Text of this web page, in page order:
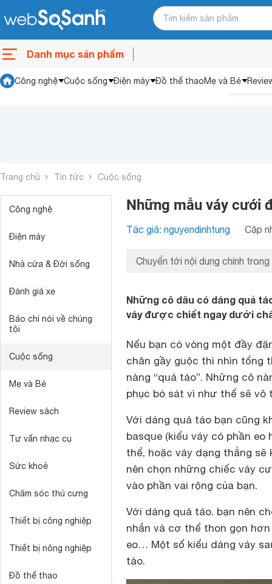
Danh mục sản phẩm
Công nghệ Cuộc sống Điện máy Đồ thể thaoMẹ và Bé
Trang chủ Tin tức Cuộc sống
Công nghệ
Điện máy
Nhà cửa & Đời sống
Đánh giá xe
Báo chí nói về chúng
tôi
Cuộc sống
Mẹ và Bé
Review sách
Tư vấn nhạc cụ
Sức khoẻ
Chăm sóc thú cưng
Thiết bị công nghiệp
Thiết bị nông nghiệp
Đồ thể thao
Những mẫu váy cưới
Tác giả: nguyendinhtung Cập
Chuyển tới nội dung chính trong
Những cô dâu có dáng quả
váy được chiết ngay dưới
Nếu bạn có vòng một đầy
chân gầy guộc thì nhìn tổng
nàng “quả táo”. Những cô
phục bó sát vì như thế sẽ
Với dáng quả táo bạn cũng
basque (kiểu váy có phần
thể, hoặc váy dạng thẳng
nên chọn những chiếc váy
vào phần vai rộng của bạn.
Với dáng quả táo. bạn nên
nhắn và cơ thể thon gọn
eo… Một số kiểu dáng váy
táo.